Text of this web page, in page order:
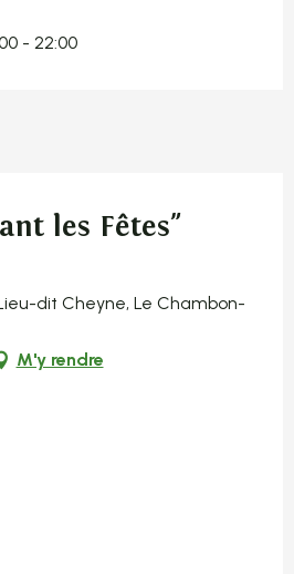
- 22:00
les Fêtes"
dit Cheyne, Le Chambon-
M'y rendre